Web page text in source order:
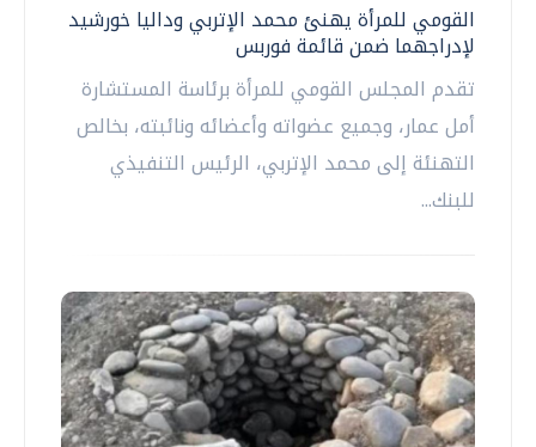
القومي للمرأة يهنئ محمد الإتربي وداليا خورشيد
لإدراجهما ضمن قائمة فوربس
تقدم المجلس القومي للمرأة برئاسة المستشارة
أمل عمار، وجميع عضواته وأعضائه ونائبته، بخالص
التهنئة إلى محمد الإتربي، الرئيس التنفيذي
للبنك...